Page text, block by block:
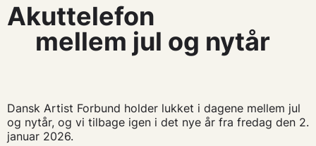
Akuttelefon
mellem jul og nytår
Dansk Artist Forbund holder lukket i dagene mellem jul
og nytår, og vi tilbage igen i det nye år fra fredag den 2.
januar 2026.